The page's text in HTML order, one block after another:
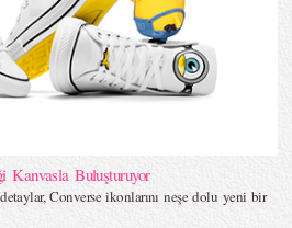
Kanvasla Buluşturuyor
Converse ikonlarını neşe dolu yeni bir